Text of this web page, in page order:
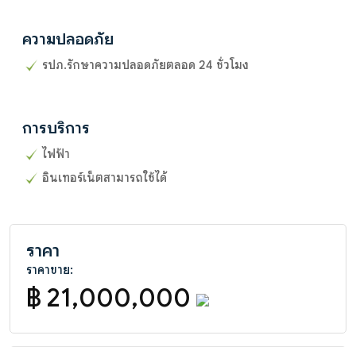
ความปลอดภัย
รปภ.รักษาความปลอดภัยตลอด 24 ชั่วโมง
การบริการ
ไฟฟ้า
อินเทอร์เน็ตสามารถใช้ได้
ราคา
ราคาขาย:
฿ 21,000,000